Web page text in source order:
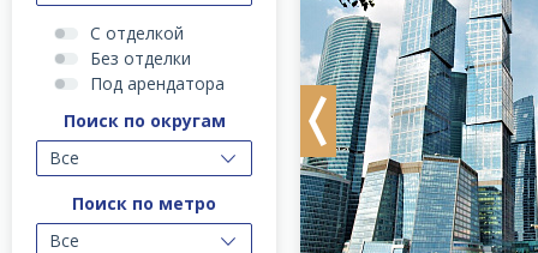
С отделкой
Без отделки
Под арендатора
Поиск по округам
Все
Поиск по метро
Все
Previous